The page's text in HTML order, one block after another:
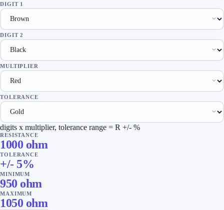
DIGIT 1
DIGIT 2
MULTIPLIER
TOLERANCE
digits x multiplier, tolerance range = R +/- %
RESISTANCE
1000 ohm
TOLERANCE
+/- 5%
MINIMUM
950 ohm
MAXIMUM
1050 ohm